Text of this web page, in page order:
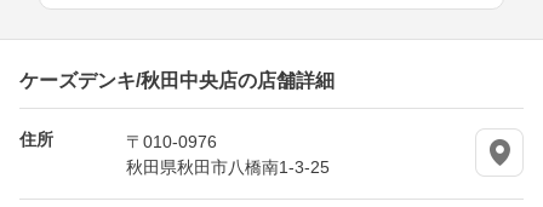
ケーズデンキ/秋田中央店の店舗詳細
住所
〒010-0976
秋田県秋田市八橋南1-3-25